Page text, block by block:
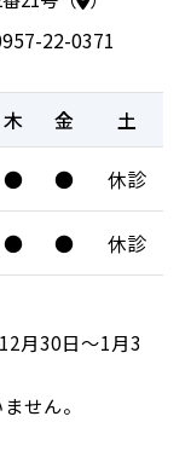
22-0371
木 金 土
● ● 休診
● ● 休診
月30日～1月3
せん。